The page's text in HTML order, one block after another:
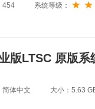
454 系统等级：
版LTSC 原版系
简体中文 大小：5.63